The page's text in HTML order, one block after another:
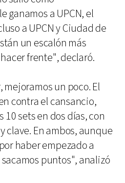
ganamos a UPCN, el
a UPCN y Ciudad de
un escalón más
frente", declaró.
mejoramos un poco. El
contra el cansancio,
sets en dos días, con
clave. En ambos, aunque
haber empezado a
puntos", analizó